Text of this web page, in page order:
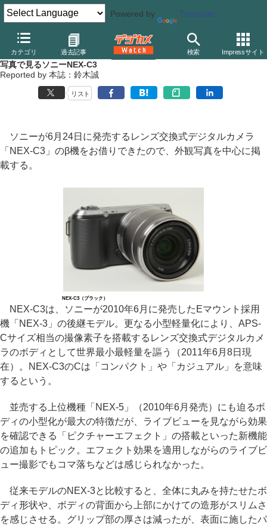
Powered by Translate
カテゴリ 過去記事 検索 Impressサイト
デジカメ Watch カメラ ミラーレスカメラ
ソニー
写真で見るソニーNEX-C3
Reported by 本誌：鈴木誠
リスト
ソニーが6月24日に発売するレンズ交換式デジタルカメラ
「NEX-C3」のβ機をお借りできたので、外観写真を中心に掲
載する。
NEX-C3（ブラック）
NEX-C3は、ソニーが2010年6月に発売したEマウント採用
機「NEX-3」の後継モデル。更なる小型軽量化により、APS-
Cサイズ相当の撮像素子を搭載するレンズ交換式デジタルカメ
ラのボディとして世界最小最軽量を謳う（2011年6月8日現
在）。NEX-C3のCは「コンパクト」や「カジュアル」を意味
するという。
並売する上位機種「NEX-5」（2010年6月発売）にも迫るボ
ディの小型化が最大の特徴だが、ライブビューを見ながら効果
を確認できる「ピクチャーエフェクト」の搭載といった新機能
の追加もトピック。エフェクト効果を適用しながらのライブビ
ュー撮影でもコマ落ちなどは感じられなかった。
従来モデルのNEX-3と比較すると、全体に丸みを持たせたボ
ディ形状や、ボディの背面から上部にかけての造形がスリムさ
を感じさせる。グリップ部の厚さは減ったが、表面に施したパ